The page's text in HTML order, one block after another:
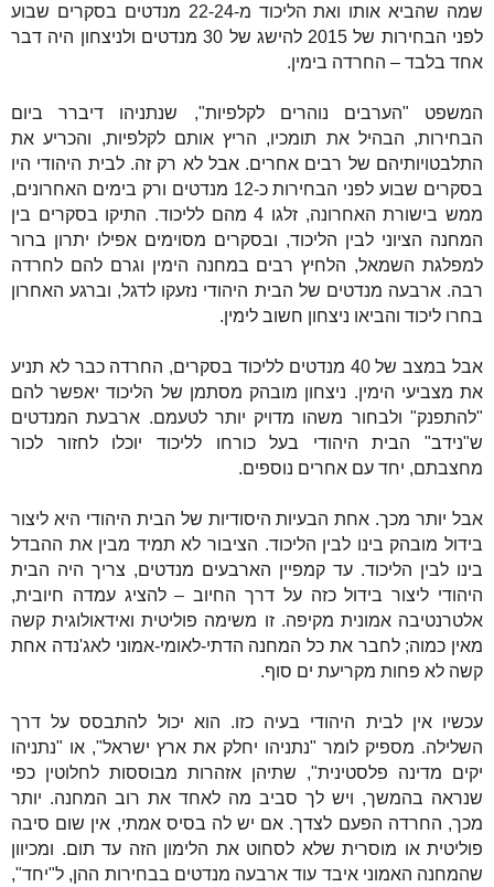
שמה שהביא אותו ואת הליכוד מ-22-24 מנדטים בסקרים שבוע
לפני הבחירות של 2015 להישג של 30 מנדטים ולניצחון היה דבר
אחד בלבד – החרדה בימין.
המשפט "הערבים נוהרים לקלפיות", שנתניהו דיברר ביום
הבחירות, הבהיל את תומכיו, הריץ אותם לקלפיות, והכריע את
התלבטויותיהם של רבים אחרים. אבל לא רק זה. לבית היהודי היו
בסקרים שבוע לפני הבחירות כ-12 מנדטים ורק בימים האחרונים,
ממש בישורת האחרונה, זלגו 4 מהם לליכוד. התיקו בסקרים בין
המחנה הציוני לבין הליכוד, ובסקרים מסוימים אפילו יתרון ברור
למפלגת השמאל, הלחיץ רבים במחנה הימין וגרם להם לחרדה
רבה. ארבעה מנדטים של הבית היהודי נזעקו לדגל, וברגע האחרון
בחרו ליכוד והביאו ניצחון חשוב לימין.
אבל במצב של 40 מנדטים לליכוד בסקרים, החרדה כבר לא תניע
את מצביעי הימין. ניצחון מובהק מסתמן של הליכוד יאפשר להם
"להתפנק" ולבחור משהו מדויק יותר לטעמם. ארבעת המנדטים
ש"נידב" הבית היהודי בעל כורחו לליכוד יוכלו לחזור לכור
מחצבתם, יחד עם אחרים נוספים.
אבל יותר מכך. אחת הבעיות היסודיות של הבית היהודי היא ליצור
בידול מובהק בינו לבין הליכוד. הציבור לא תמיד מבין את ההבדל
בינו לבין הליכוד. עד קמפיין הארבעים מנדטים, צריך היה הבית
היהודי ליצור בידול כזה על דרך החיוב – להציג עמדה חיובית,
אלטרנטיבה אמונית מקיפה. זו משימה פוליטית ואידאולוגית קשה
מאין כמוה; לחבר את כל המחנה הדתי-לאומי-אמוני לאג'נדה אחת
קשה לא פחות מקריעת ים סוף.
עכשיו אין לבית היהודי בעיה כזו. הוא יכול להתבסס על דרך
השלילה. מספיק לומר "נתניהו יחלק את ארץ ישראל", או "נתניהו
יקים מדינה פלסטינית", שתיהן אזהרות מבוססות לחלוטין כפי
שנראה בהמשך, ויש לך סביב מה לאחד את רוב המחנה. יותר
מכך, החרדה הפעם לצדך. אם יש לה בסיס אמתי, אין שום סיבה
פוליטית או מוסרית שלא לסחוט את הלימון הזה עד תום. ומכיוון
שהמחנה האמוני איבד עוד ארבעה מנדטים בבחירות ההן, ל"יחד",